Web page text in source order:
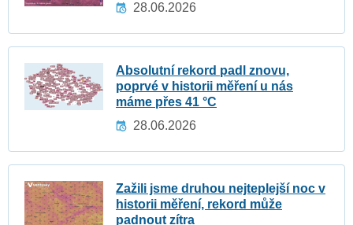
28.06.2026
Absolutní rekord padl znovu,
poprvé v historii měření u nás
máme přes 41 °C
28.06.2026
Zažili jsme druhou nejteplejší noc v
historii měření, rekord může
padnout zítra